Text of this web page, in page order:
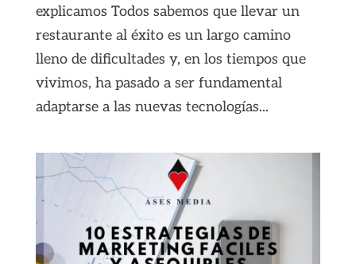
explicamos Todos sabemos que llevar un
restaurante al éxito es un largo camino
lleno de dificultades y, en los tiempos que
vivimos, ha pasado a ser fundamental
adaptarse a las nuevas tecnologías...